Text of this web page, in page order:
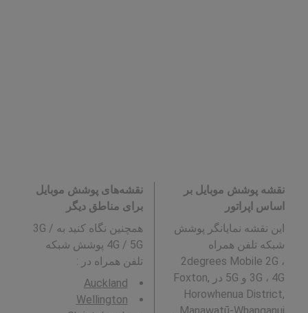
نقشه پوشش موبایل بر
اساس اپراتور
این نقشه نمایانگر پوشش
شبکه تلفن همراه
2degrees Mobile 2G ،
3G ، 4G و 5G در Foxton,
Horowhenua District,
نقشه‌های پوشش موبایل
برای مناطق دیگر
همچنین نگاه کنید به 3G /
4G / 5G پوشش شبکه
تلفن همراه در :
Auckland
Wellington